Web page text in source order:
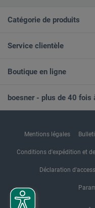
Catégorie de produits
Service clientèle
Boutique en ligne
boesner - plus de 40 fois
Mentions légales
Conditions d'expédition et
Déclaration